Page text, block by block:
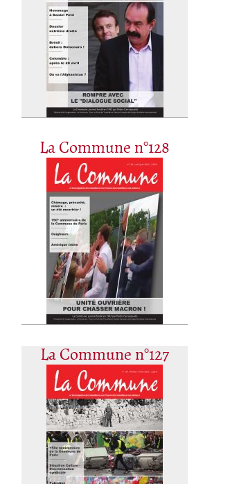
La Commune n°128
La Commune n°127